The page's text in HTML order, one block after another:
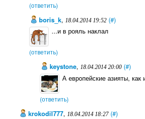
(ответить)
boris_k,18.04.2014 19:52 (#)
...и в рояль наклал
(ответить)
keystone, 18.04.2014 20:00 (#)
А еврoпейские азияты,
(ответить)
krokodil777, 18.04.2014 18:27 (#)